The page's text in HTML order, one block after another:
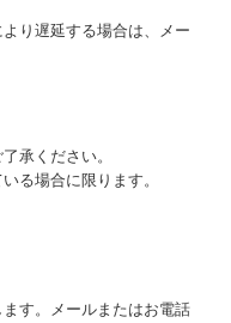
り遅延する場合は、メー
承ください。
る場合に限ります。
す。メールまたはお電話